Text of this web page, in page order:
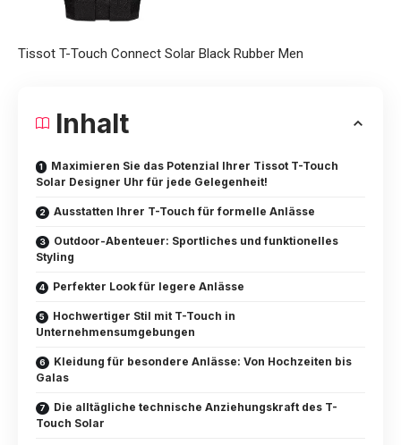
Tissot T-Touch Connect Solar Black Rubber Men
Inhalt
Maximieren Sie das Potenzial Ihrer Tissot T-Touch
Solar Designer Uhr für jede Gelegenheit!
Ausstatten Ihrer T-Touch für formelle Anlässe
Outdoor-Abenteuer: Sportliches und funktionelles
Styling
Perfekter Look für legere Anlässe
Hochwertiger Stil mit T-Touch in
Unternehmensumgebungen
Kleidung für besondere Anlässe: Von Hochzeiten bis
Galas
Die alltägliche technische Anziehungskraft des T-
Touch Solar